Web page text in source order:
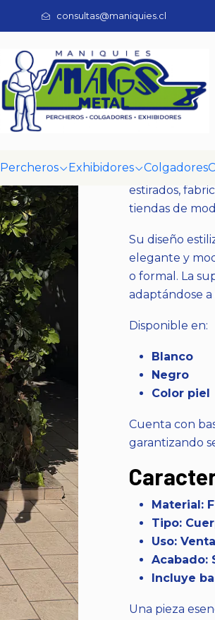
Percheros Exhibidores Colgadores
consultas@maniquies.cl
Cuerpo completo Maniquí Rostro
|
Maniquí
Mostrar
Maniquí
estirados,
tiendas de
Su diseño
elegante y
o formal. La
adaptándose
Disponible en:
Blanco
Negro
Color piel
Cuenta con
garantizando
Material:
Tipo:
Uso:
Acabado:
Incluye
Una pieza